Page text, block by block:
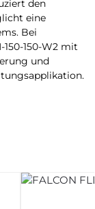
den
eine
Bei
150-150-W2 mit
und